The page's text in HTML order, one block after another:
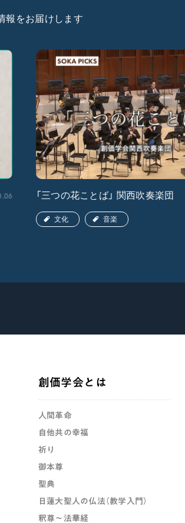
報をお届けします
「三つの花ことば」 関西吹奏楽団
文化 音楽
創価学会とは
人間革命
自他共の幸福
祈り
御本尊
聖典
日蓮大聖人の仏法（教学入門）
釈尊～法華経